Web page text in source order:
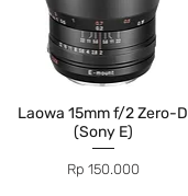
Laowa 15mm f/2 Zero-D
(Sony E)
Price
Rp 150.000